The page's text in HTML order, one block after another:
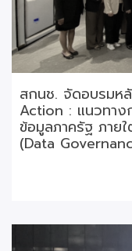
สกนช. จัดอบรมห
Action : แนวทาง
ข้อมูลภาครัฐ ภาย
(Data